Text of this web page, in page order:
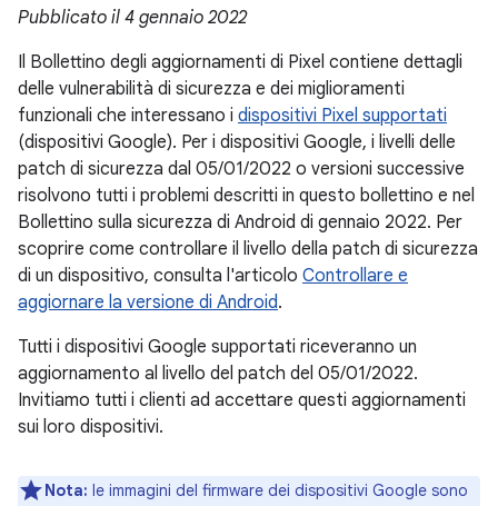
Pubblicato il 4 gennaio 2022
Il Bollettino degli aggiornamenti di Pixel contiene dettagli
delle vulnerabilità di sicurezza e dei miglioramenti
funzionali che interessano i dispositivi Pixel supportati
(dispositivi Google). Per i dispositivi Google, i livelli delle
patch di sicurezza dal 05/01/2022 o versioni successive
risolvono tutti i problemi descritti in questo bollettino e nel
Bollettino sulla sicurezza di Android di gennaio 2022. Per
scoprire come controllare il livello della patch di sicurezza
di un dispositivo, consulta l'articolo Controllare e
aggiornare la versione di Android.
Tutti i dispositivi Google supportati riceveranno un
aggiornamento al livello del patch del 05/01/2022.
Invitiamo tutti i clienti ad accettare questi aggiornamenti
sui loro dispositivi.
Nota: le immagini del firmware dei dispositivi Google sono